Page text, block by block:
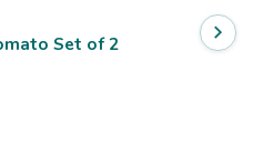
Set of 2